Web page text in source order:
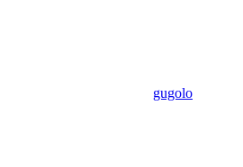
gugolo